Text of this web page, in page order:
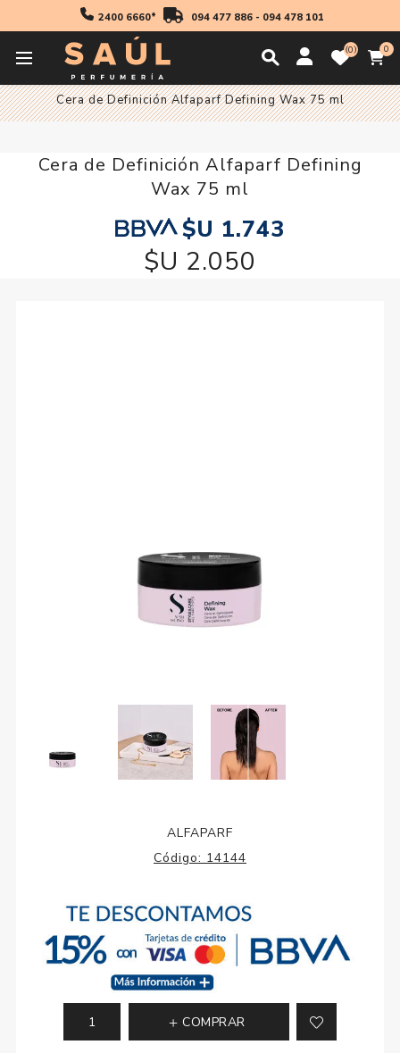
2400 6660* 094 477 886- 094 478 101
0 0
Profesionales
Cera de Definición Alfaparf Defining Wax 75 ml
Cera de Definición Alfaparf Defining
Wax 75 ml
$U 1.743
$U 2.050
ALFAPARF
Código: 14144
COMPRAR